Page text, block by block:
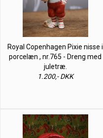
Royal Copenhagen Pixie nisse i
porcelæn , nr.765 - Dreng med
juletræ.
1.200,- DKK